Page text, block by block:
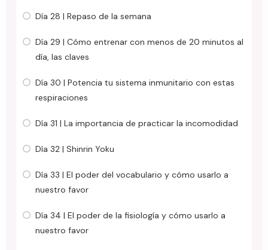
Día 28 | Repaso de la semana
Día 29 | Cómo entrenar con menos de 20 minutos al
día, las claves
Día 30 | Potencia tu sistema inmunitario con estas
respiraciones
Día 31 | La importancia de practicar la incomodidad
Día 32 | Shinrin Yoku
Día 33 | El poder del vocabulario y cómo usarlo a
nuestro favor
Día 34 | El poder de la fisiología y cómo usarlo a
nuestro favor